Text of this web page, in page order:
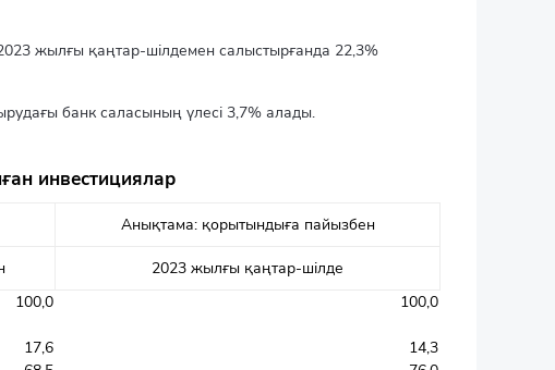
жылғы қаңтар-шілдемен салыстырғанда 22,3%
банк саласының үлесі 3,7% алады.
инвестициялар
Анықтама: қорытындыға пайызбен
2023 жылғы қаңтар-шілде
100,0
100,0
17,6
14,3